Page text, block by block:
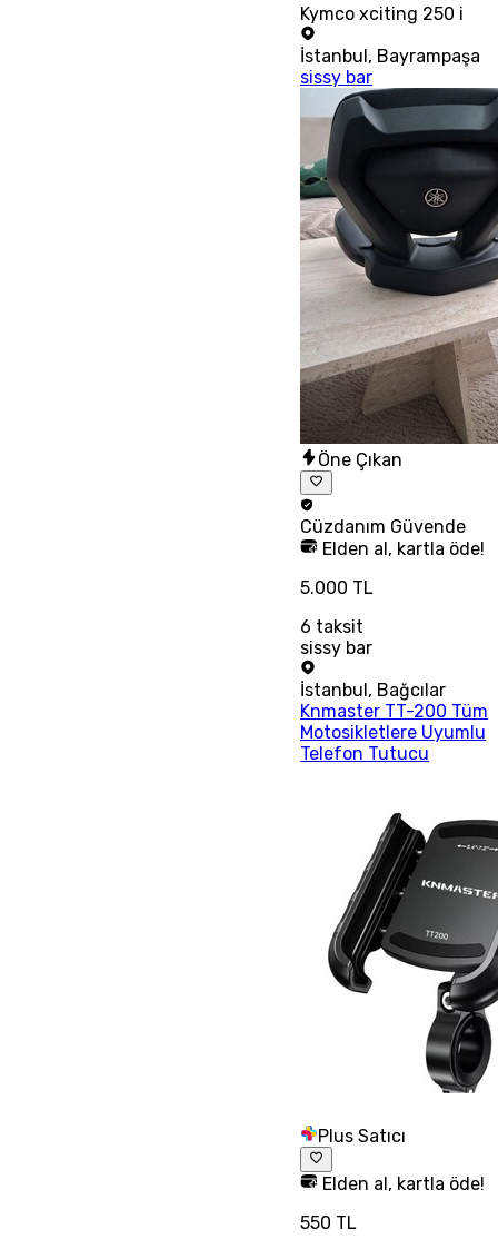
Kymco xciting 250 i
İstanbul, Bayrampaşa
sissy bar
Öne Çıkan
Cüzdanım Güvende
Elden al, kartla öde!
5.000 TL
6 taksit
sissy bar
İstanbul , Bağcılar
Knmaster TT-200 Tüm
Motosikletlere Uyumlu
Telefon Tutucu
Plus Satıcı
Elden al, kartla öde!
550 TL